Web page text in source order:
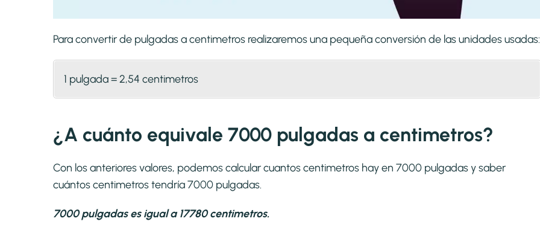
Para convertir de pulgadas a centimetros realizaremos una pequeña conversión de las unidades usadas:
1 pulgada = 2,54 centimetros
¿A cuánto equivale 7000 pulgadas a centimetros?
Con los anteriores valores, podemos calcular cuantos centimetros hay en 7000 pulgadas y saber
cuántos centimetros tendría 7000 pulgadas.
7000 pulgadas es igual a 17780 centimetros.